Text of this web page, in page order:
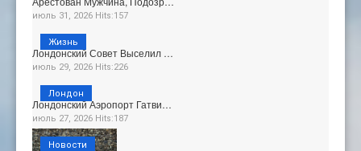
июль 31, 2026 Hits:157
Лондонский Совет Выселил …
июль 29, 2026 Hits:226
Жизнь
Лондонский Аэропорт Гатви…
июль 27, 2026 Hits:187
Лондон
Новости